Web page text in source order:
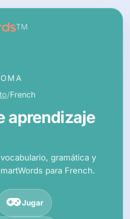
TM
French
aprendizaje
gramática y
para French.
Jugar